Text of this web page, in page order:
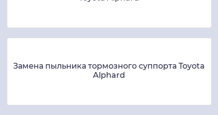
Замена пыльника тормозного суппорта Toyota
Alphard